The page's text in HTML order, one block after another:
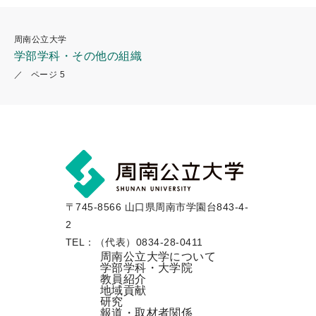
周南公立大学
学部学科・その他の組織
ページ 5
〒745-8566 山口県周南市学園台843-4-
2
TEL：（代表）0834-28-0411
周南公立大学について
学部学科・大学院
教員紹介
地域貢献
研究
報道・取材者関係